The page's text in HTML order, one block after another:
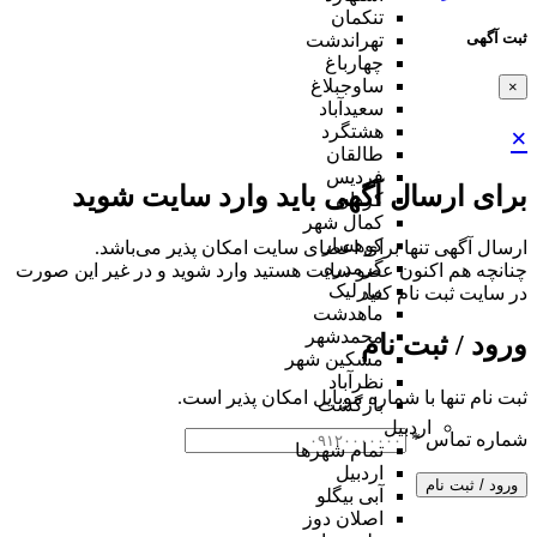
ثبت آگهی
×
×
برای ارسال آگهی باید وارد سایت شوید
ارسال آگهی تنها برای اعضای سایت امکان پذیر می‌باشد.
چنانچه هم‌ اکنون عضو سایت هستید وارد شوید و در غیر این صورت
در سایت ثبت نام کنید
ورود / ثبت نام
ثبت نام تنها با شماره موبایل امکان پذیر است.
شماره تماس*
ورود / ثبت نام
تنکمان
تهراندشت
چهارباغ
ساوجبلاغ
سعیدآباد
هشتگرد
طالقان
فردیس
کردان
کمال شهر
کوهسار
گرمدره
مارلیک
ماهدشت
محمدشهر
مشکین شهر
نظرآباد
بازگشت
اردبیل
تمام شهر‌ها
اردبیل
آبی بیگلو
اصلان دوز